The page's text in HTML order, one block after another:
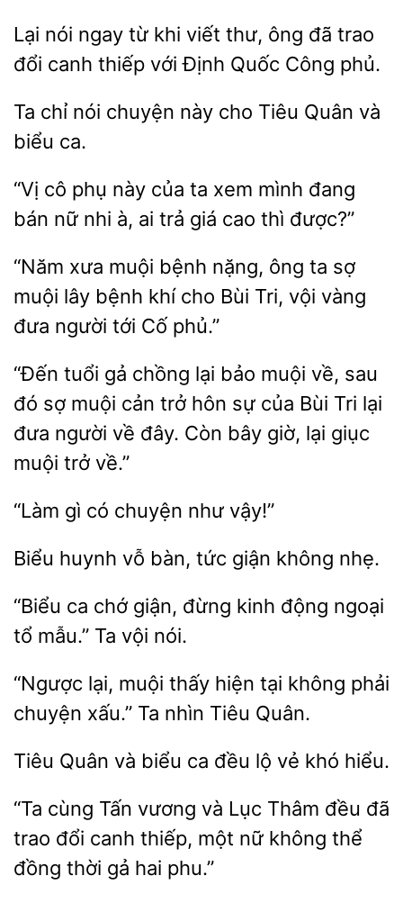
Lại nói ngay từ viết thư,
đã trao
đổi
thiếp với Định Quốc Công phủ.
chỉ nói này cho Tiêu
và
biểu ca.
“Vị cô phụ này xem
đang
bán nữ nhi à, ai trả giá cao thì được?”
“Năm xưa muội bệnh
ông ta sợ
muội lây bệnh khí cho Bùi Tri, vội vàng
đưa
tới Cố
“Đến tuổi chồng lại bảo
về, sau
đó sợ muội cản trở hôn sự của Bùi Tri
đưa người về đây. Còn bây giờ, lại giục
muội trở về.”
gì có vậy!”
huynh vỗ giận không nhẹ.
“Biểu ca chớ đừng
động ngoại
mẫu.” Ta vội nói.
“Ngược lại, muội thấy hiện tại không phải
chuyện xấu.”
Tiêu
Tiêu và ca đều vẻ khó hiểu.
“Ta cùng Tấn vương và Lục Thâm đều đã
trao đổi
thiếp, một
không thể
đồng thời gả
phu.”